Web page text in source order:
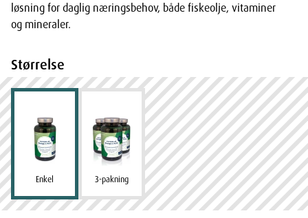
løsning for daglig næringsbehov, både fiskeolje, vitaminer
og mineraler.
Størrelse
Enkel 3-pakning